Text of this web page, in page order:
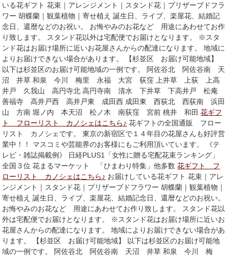
いる花ギフト 花束｜アレンジメント｜スタンド花｜プリザーブドフラ
ワー 胡蝶蘭｜観葉植物｜寄せ植え 誕生日、ライブ、楽屋花、結婚記
念日、還暦などのお祝い。 お悔やみのお花など 用途にあわせてお作
り致します。 スタンド花以外は宅配便でお届けとなります。 ※スタ
ンド花はお届け場所に近いお花屋さんからの配達になります。 地域に
よりお届けできない場合があります。 【杉並区 お届け可能地域】
以下は杉並区のお届け可能地域の一例です。 阿佐谷北 阿佐谷南 天
沼 井草 和泉 今川 梅里 永福 大宮 荻窪 上井草 上荻 上高
井戸 久我山 高円寺北 高円寺南 清水 下井草 下高井戸 松庵
善福寺 高井戸西 高井戸東 成田西 成田東 西荻北 西荻南 浜田
山 方南 堀ノ内 本天沼 松ノ木 南荻窪 宮前 桃井 和田花ギフ
ト フローリスト カノシェはこちら♪ 花ギフトの全国通販 フロー
リスト カノシェです。 東京の新宿区で１４年目の花屋さんも好評営
業中！！ マスコミや芸能界のお客様にもご利用頂いています。 《テ
レビ・雑誌掲載例》 日経PLUS1「女性に贈る宅配花束ランキング」
全国３位 花まるマーケット 「ひまわり特集」他多数花ギフト フ
ローリスト カノシェはこちら♪ お届けしている花ギフト 花束｜アレ
ンジメント｜スタンド花｜プリザーブドフラワー 胡蝶蘭｜観葉植物｜
寄せ植え 誕生日、ライブ、楽屋花、結婚記念日、還暦などのお祝い。
お悔やみのお花など 用途にあわせてお作り致します。 スタンド花以
外は宅配便でお届けとなります。 ※スタンド花はお届け場所に近いお
花屋さんからの配達になります。 地域によりお届けできない場合があ
ります。 【杉並区 お届け可能地域】 以下は杉並区のお届け可能地
域の一例です。 阿佐谷北 阿佐谷南 天沼 井草 和泉 今川 梅